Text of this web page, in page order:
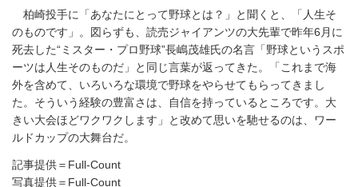
柏崎投手に「あなたにとって野球とは？」と聞くと、「人生そ
のものです」。図らずも、読売ジャイアンツの大先輩で昨年6月に
死去した“ミスター・プロ野球”長嶋茂雄氏の名言「野球というスポ
ーツは人生そのものだ」と同じ言葉が返ってきた。「これまで海
外を含めて、いろいろな環境で野球をやらせてもらってきまし
た。そういう経験の豊富さは、自信を持っているところです。大
きい大会ほどワクワクします」と改めて思いを馳せるのは、ワー
ルドカップの大舞台だ。
記事提供＝Full-Count
写真提供＝Full-Count